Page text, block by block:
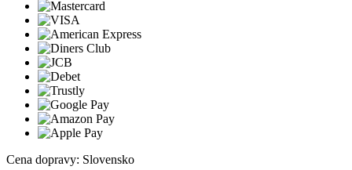
Cena dopravy: Slovensko